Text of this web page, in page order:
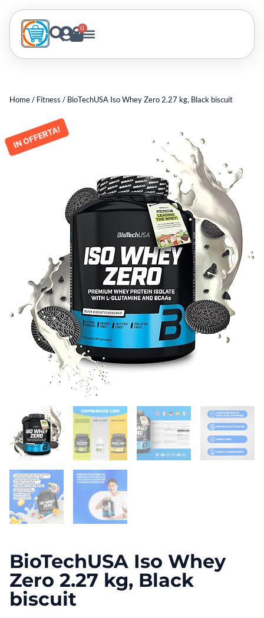
0
Home/ Fitness / BioTechUSA Iso Whey Zero 2.27 kg, Black biscuit
IN OFFERTA!
BioTechUSA Iso Whey
Zero 2.27 kg, Black
biscuit